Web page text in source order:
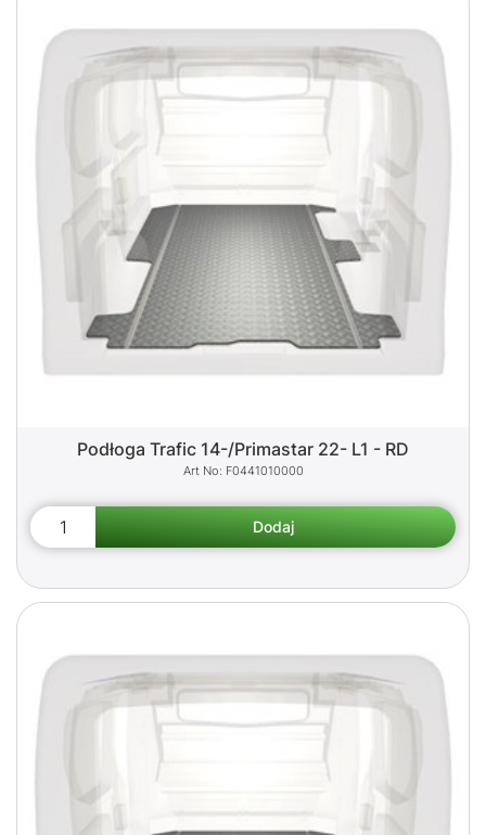
Podłoga Trafic 14-/Primastar 22- L1 - RD
F0441010000